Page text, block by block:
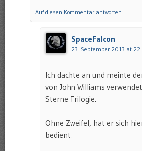
Auf diesen Kommentar antworten
SpaceFalcon
23. September 2013 at
Ich dachte an und meinte
von John Williams
Sterne Trilogie.
Ohne Zweifel, hat er sich
bedient.